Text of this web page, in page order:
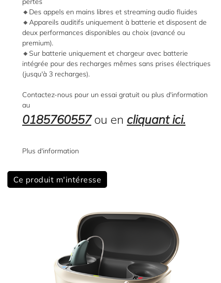
Accueil
appareils
🔸Des appels en mains libres et streaming audio fluides
🔸Appareils auditifs uniquement à batterie et disposent de
deux performances disponibles au choix (avancé ou
premium).
🔸Sur batterie uniquement et chargeur avec batterie
intégrée pour des recharges mêmes sans prises électriques
(jusqu'à 3 recharges).
Contactez-nous pour un essai gratuit ou plus d'information
au
0185760557ou en cliquant ici.
Plus d'information
Ce produit m'intéresse